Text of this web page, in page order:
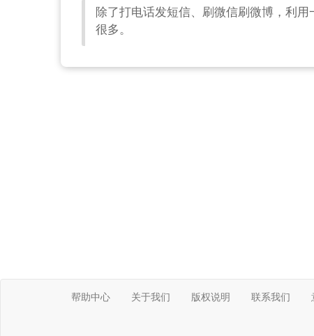
除了打电话发短信、刷微信刷微博，利
很多。
帮助中心 关于我们 版权说明 联系我们